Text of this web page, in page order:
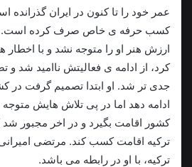
عمر خود را تا کنون در ایران گذرانده
کسب حرفه ی خاص صرف کرده است.
ارزش هنر او را متوجه نشد و با
کرد، از ادامه ی فعالیتش ناامید شد
جدی تر شد. او ابتدا تصمیم گرفت در
ادامه دهد اما در پی تلاش هایش
کشور اقامت بگیرد و در اخر مجبور
ترکیه اقامت کسب کند. مرتضی
ترکیه، با او در رابطه می باشد.